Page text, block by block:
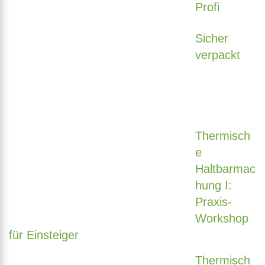
Profi
Sicher
verpackt
Thermisch
e
Haltbarmac
hung I:
Praxis-
Workshop
für Einsteiger
Thermisch